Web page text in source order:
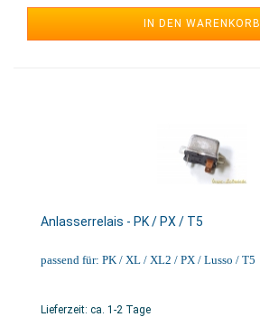
IN DEN WARENKORB
Anlasserrelais - PK / PX / T5
passend für: PK / XL / XL2 / PX / Lusso / T5
Lieferzeit: ca. 1-2 Tage